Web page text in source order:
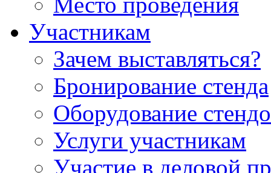
Участникам
Зачем выставляться?
Бронирование стенда
Оборудование
Услуги участникам
Участие в деловой